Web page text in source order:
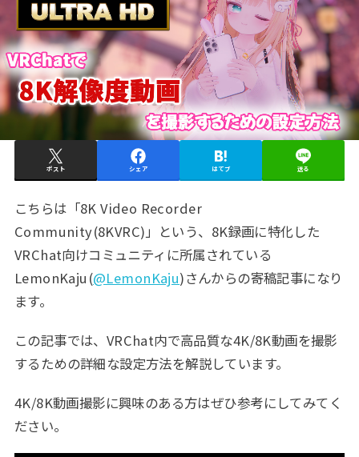
ポスト シェア はてブ 送る
こちらは「8K Video Recorder
Community(8KVRC)」という、8K録画に特化した
VRChat向けコミュニティに所属されている
LemonKaju(@LemonKaju)さんからの寄稿記事になり
ます。
この記事では、VRChat内で高品質な4K/8K動画を撮影
するための詳細な設定方法を解説しています。
4K/8K動画撮影に興味のある方はぜひ参考にしてみてく
ださい。